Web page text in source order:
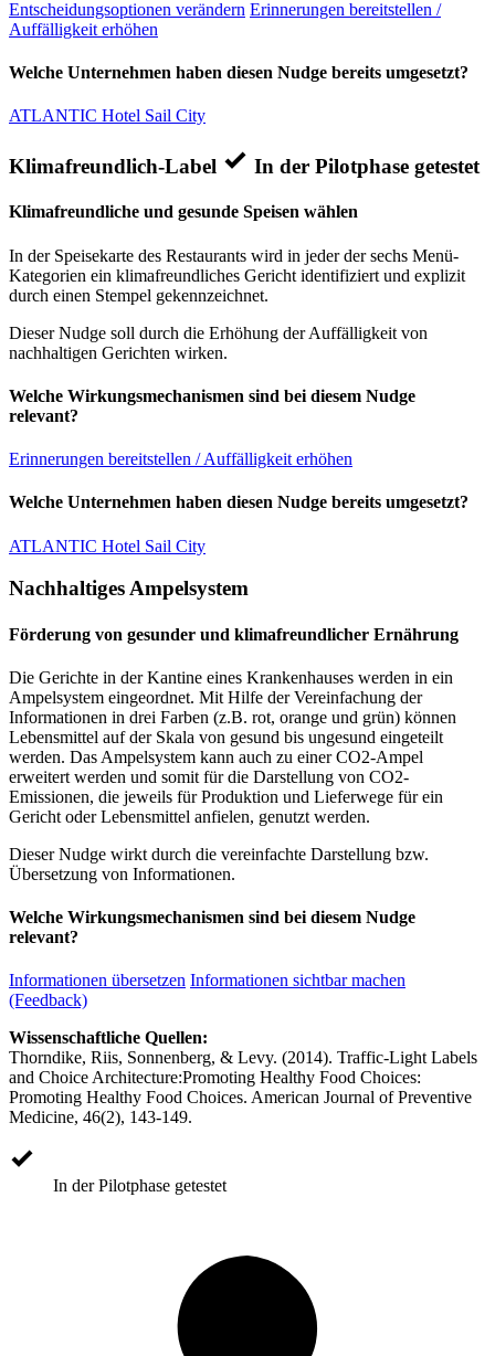
Entscheidungsoptionen verändern Erinnerungen bereitstellen /
Auffälligkeit erhöhen
Welche Unternehmen haben diesen Nudge bereits umgesetzt?
ATLANTIC Hotel Sail City
Klimafreundlich-Label In der Pilotphase getestet
Klimafreundliche und gesunde Speisen wählen
In der Speisekarte des Restaurants wird in jeder der sechs Menü-
Kategorien ein klimafreundliches Gericht identifiziert und explizit
durch einen Stempel gekennzeichnet.
Dieser Nudge soll durch die Erhöhung der Auffälligkeit von
nachhaltigen Gerichten wirken.
Welche Wirkungsmechanismen sind bei diesem Nudge
relevant?
Erinnerungen bereitstellen / Auffälligkeit erhöhen
Welche Unternehmen haben diesen Nudge bereits umgesetzt?
ATLANTIC Hotel Sail City
Nachhaltiges Ampelsystem
Förderung von gesunder und klimafreundlicher Ernährung
Die Gerichte in der Kantine eines Krankenhauses werden in ein
Ampelsystem eingeordnet. Mit Hilfe der Vereinfachung der
Informationen in drei Farben (z.B. rot, orange und grün) können
Lebensmittel auf der Skala von gesund bis ungesund eingeteilt
werden. Das Ampelsystem kann auch zu einer CO2-Ampel
erweitert werden und somit für die Darstellung von CO2-
Emissionen, die jeweils für Produktion und Lieferwege für ein
Gericht oder Lebensmittel anfielen, genutzt werden.
Dieser Nudge wirkt durch die vereinfachte Darstellung bzw.
Übersetzung von Informationen.
Welche Wirkungsmechanismen sind bei diesem Nudge
relevant?
Informationen übersetzen Informationen sichtbar machen
(Feedback)
Wissenschaftliche Quellen:
Thorndike, Riis, Sonnenberg, & Levy. (2014). Traffic-Light Labels
and Choice Architecture:Promoting Healthy Food Choices:
Promoting Healthy Food Choices. American Journal of Preventive
Medicine, 46(2), 143-149.
In der Pilotphase getestet